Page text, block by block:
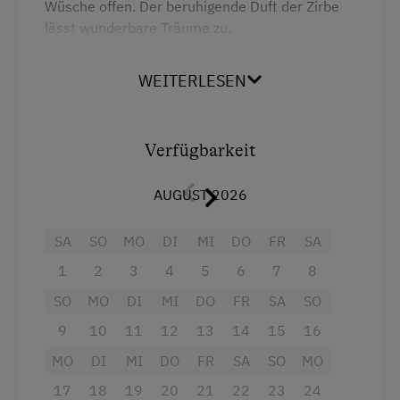
Schneeschuhwanderung
Wellnessangebote
Infrarotkabine
Wüsche offen. Der beruhigende Duft der Zirbe
lässt wunderbare Träume zu.
Aussicht auf eine Berglandschaft
Garten
Toaster
WEITERLESEN
Verfügbarkeit
AUGUST 2026
SA
1
SO
2
MO
3
DI
4
MI
5
DO
6
FR
7
SA
8
SO
9
MO
10
DI
11
MI
12
DO
13
FR
14
SA
15
SO
16
MO
17
DI
18
MI
19
DO
20
FR
21
SA
22
SO
23
MO
24